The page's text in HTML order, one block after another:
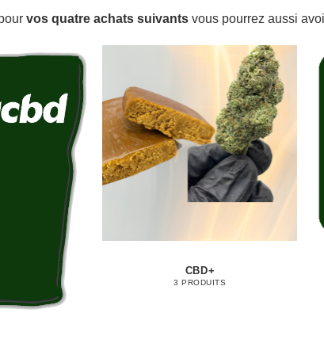
vos quatre achats suivants vous pourrez aussi
CBD+
3 PRODUITS